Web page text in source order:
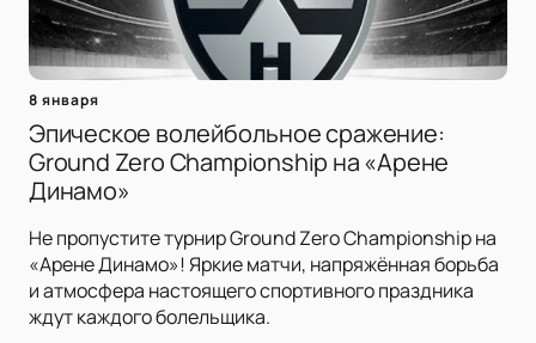
8 января
Эпическое волейбольное сражение:
Ground Zero Championship на «Арене
Динамо»
Не пропустите турнир Ground Zero Championship на
«Арене Динамо»! Яркие матчи, напряжённая борьба
и атмосфера настоящего спортивного праздника
ждут каждого болельщика.